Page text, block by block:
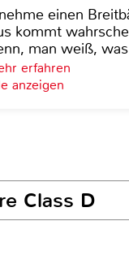
einen
kommt
man weiß,
erfahren
anzeigen
Class D